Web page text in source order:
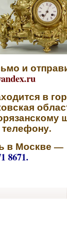
и
в
в Москве —
8671.